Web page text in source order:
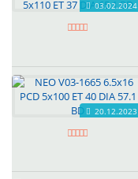
03.02.2024
20.12.2023